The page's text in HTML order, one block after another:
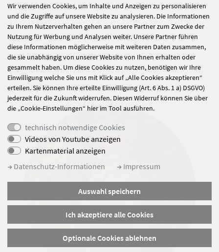
Tel:
+49 211 4717 234
Mail:
Elisabeth.Hoeffkes-Hussing@deutscher-orden.de
Wir verwenden Cookies, um Inhalte und Anzeigen zu personalisieren
und die Zugriffe auf unsere Website zu analysieren. Die Informationen
zu Ihrem Nutzerverhalten gehen an unsere Partner zum Zwecke der
Nutzung für Werbung und Analysen weiter. Unsere Partner führen
diese Informationen möglicherweise mit weiteren Daten zusammen,
die sie unabhängig von unserer Website von Ihnen erhalten oder
gesammelt haben. Um diese Cookies zu nutzen, benötigen wir Ihre
Einwilligung welche Sie uns mit Klick auf „Alle Cookies akzeptieren“
erteilen. Sie können Ihre erteilte Einwilligung (Art. 6 Abs. 1 a) DSGVO)
jederzeit für die Zukunft widerrufen. Diesen Widerruf können Sie über
die „Cookie-Einstellungen“ hier im Tool ausführen.
technisch notwendige Cookies
Videos von Youtube anzeigen
Kartenmaterial anzeigen
Datenschutz-Informationen
Impressum
Auswahl speichern
Ich akzeptiere alle Cookies
Optionale Cookies ablehnen